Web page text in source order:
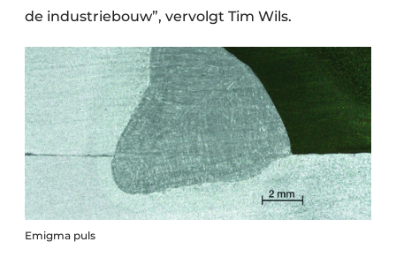
de industriebouw”, vervolgt Tim Wils.
Emigma puls